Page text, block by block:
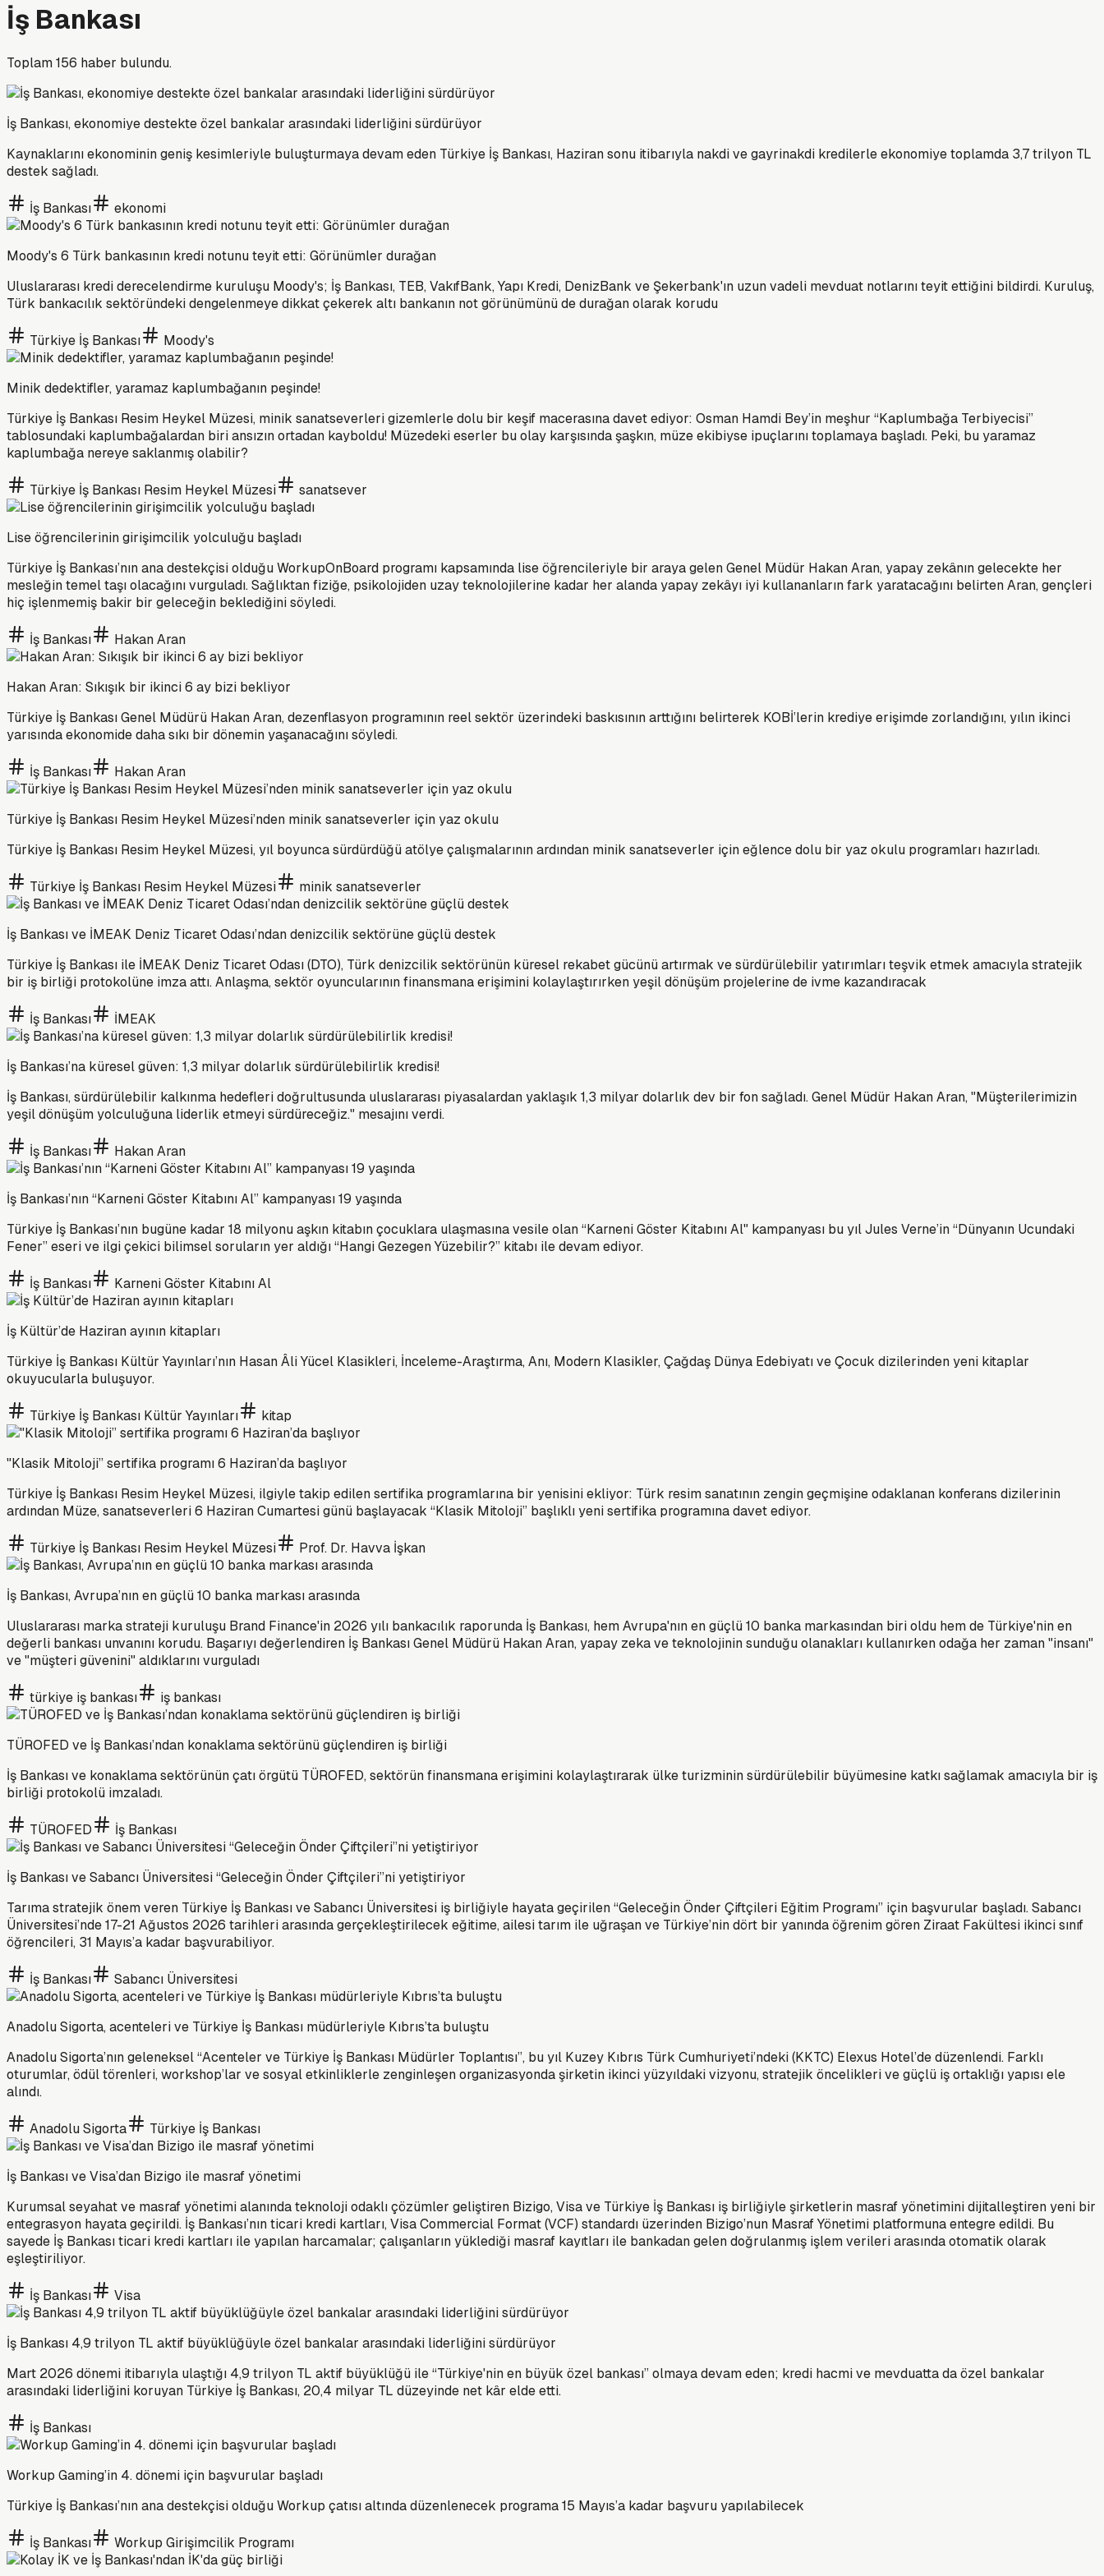
İş Bankası
Toplam156 haber bulundu.
İş Bankası, ekonomiye destekte özel bankalar arasındaki liderliğini sürdürüyor
Kaynaklarını ekonominin geniş kesimleriyle buluşturmaya devam eden Türkiye İş Bankası, Haziran sonu itibarıyla nakdi ve gayrinakdi kredilerle ekonomiye toplamda 3,7 trilyon TL
destek sağladı.
İş Bankası ekonomi
Moody's 6 Türk bankasının kredi notunu teyit etti: Görünümler durağan
Uluslararası kredi derecelendirme kuruluşu Moody's; İş Bankası, TEB, VakıfBank, Yapı Kredi, DenizBank ve Şekerbank'ın uzun vadeli mevduat notlarını teyit ettiğini bildirdi. Kuruluş,
Türk bankacılık sektöründeki dengelenmeye dikkat çekerek altı bankanın not görünümünü de durağan olarak korudu
Türkiye İş Bankası Moody's
Minik dedektifler, yaramaz kaplumbağanın peşinde!
Türkiye İş Bankası Resim Heykel Müzesi, minik sanatseverleri gizemlerle dolu bir keşif macerasına davet ediyor: Osman Hamdi Bey’in meşhur “Kaplumbağa Terbiyecisi”
tablosundaki kaplumbağalardan biri ansızın ortadan kayboldu! Müzedeki eserler bu olay karşısında şaşkın, müze ekibiyse ipuçlarını toplamaya başladı. Peki, bu yaramaz
kaplumbağa nereye saklanmış olabilir?
Türkiye İş Bankası Resim Heykel Müzesi sanatsever
Lise öğrencilerinin girişimcilik yolculuğu başladı
Türkiye İş Bankası’nın ana destekçisi olduğu WorkupOnBoard programı kapsamında lise öğrencileriyle bir araya gelen Genel Müdür Hakan Aran, yapay zekânın gelecekte her
mesleğin temel taşı olacağını vurguladı. Sağlıktan fiziğe, psikolojiden uzay teknolojilerine kadar her alanda yapay zekâyı iyi kullananların fark yaratacağını belirten Aran, gençleri
hiç işlenmemiş bakir bir geleceğin beklediğini söyledi.
İş Bankası Hakan Aran
Hakan Aran: Sıkışık bir ikinci 6 ay bizi bekliyor
Türkiye İş Bankası Genel Müdürü Hakan Aran, dezenflasyon programının reel sektör üzerindeki baskısının arttığını belirterek KOBİ’lerin krediye erişimde zorlandığını, yılın ikinci
yarısında ekonomide daha sıkı bir dönemin yaşanacağını söyledi.
İş Bankası Hakan Aran
Türkiye İş Bankası Resim Heykel Müzesi’nden minik sanatseverler için yaz okulu
Türkiye İş Bankası Resim Heykel Müzesi, yıl boyunca sürdürdüğü atölye çalışmalarının ardından minik sanatseverler için eğlence dolu bir yaz okulu programları hazırladı.
Türkiye İş Bankası Resim Heykel Müzesi minik sanatseverler
İş Bankası ve İMEAK Deniz Ticaret Odası’ndan denizcilik sektörüne güçlü destek
Türkiye İş Bankası ile İMEAK Deniz Ticaret Odası (DTO), Türk denizcilik sektörünün küresel rekabet gücünü artırmak ve sürdürülebilir yatırımları teşvik etmek amacıyla stratejik
bir iş birliği protokolüne imza attı. Anlaşma, sektör oyuncularının finansmana erişimini kolaylaştırırken yeşil dönüşüm projelerine de ivme kazandıracak
İş Bankası İMEAK
İş Bankası’na küresel güven: 1,3 milyar dolarlık sürdürülebilirlik kredisi!
İş Bankası, sürdürülebilir kalkınma hedefleri doğrultusunda uluslararası piyasalardan yaklaşık 1,3 milyar dolarlık dev bir fon sağladı. Genel Müdür Hakan Aran, "Müşterilerimizin
yeşil dönüşüm yolculuğuna liderlik etmeyi sürdüreceğiz." mesajını verdi.
İş Bankası Hakan Aran
İş Bankası’nın “Karneni Göster Kitabını Al” kampanyası 19 yaşında
Türkiye İş Bankası’nın bugüne kadar 18 milyonu aşkın kitabın çocuklara ulaşmasına vesile olan “Karneni Göster Kitabını Al" kampanyası bu yıl Jules Verne’in “Dünyanın Ucundaki
Fener” eseri ve ilgi çekici bilimsel soruların yer aldığı “Hangi Gezegen Yüzebilir?” kitabı ile devam ediyor.
İş Bankası Karneni Göster Kitabını Al
İş Kültür’de Haziran ayının kitapları
Türkiye İş Bankası Kültür Yayınları’nın Hasan Âli Yücel Klasikleri, İnceleme-Araştırma, Anı, Modern Klasikler, Çağdaş Dünya Edebiyatı ve Çocuk dizilerinden yeni kitaplar
okuyucularla buluşuyor.
Türkiye İş Bankası Kültür Yayınları kitap
"Klasik Mitoloji” sertifika programı 6 Haziran’da başlıyor
Türkiye İş Bankası Resim Heykel Müzesi, ilgiyle takip edilen sertifika programlarına bir yenisini ekliyor: Türk resim sanatının zengin geçmişine odaklanan konferans dizilerinin
ardından Müze, sanatseverleri 6 Haziran Cumartesi günü başlayacak “Klasik Mitoloji” başlıklı yeni sertifika programına davet ediyor.
Türkiye İş Bankası Resim Heykel Müzesi Prof. Dr. Havva İşkan
İş Bankası, Avrupa’nın en güçlü 10 banka markası arasında
Uluslararası marka strateji kuruluşu Brand Finance'in 2026 yılı bankacılık raporunda İş Bankası, hem Avrupa'nın en güçlü 10 banka markasından biri oldu hem de Türkiye'nin en
değerli bankası unvanını korudu. Başarıyı değerlendiren İş Bankası Genel Müdürü Hakan Aran, yapay zeka ve teknolojinin sunduğu olanakları kullanırken odağa her zaman "insanı"
ve "müşteri güvenini" aldıklarını vurguladı
türkiye iş bankası iş bankası
TÜROFED ve İş Bankası’ndan konaklama sektörünü güçlendiren iş birliği
İş Bankası ve konaklama sektörünün çatı örgütü TÜROFED, sektörün finansmana erişimini kolaylaştırarak ülke turizminin sürdürülebilir büyümesine katkı sağlamak amacıyla bir iş
birliği protokolü imzaladı.
TÜROFED İş Bankası
İş Bankası ve Sabancı Üniversitesi “Geleceğin Önder Çiftçileri”ni yetiştiriyor
Tarıma stratejik önem veren Türkiye İş Bankası ve Sabancı Üniversitesi iş birliğiyle hayata geçirilen “Geleceğin Önder Çiftçileri Eğitim Programı” için başvurular başladı. Sabancı
Üniversitesi’nde 17-21 Ağustos 2026 tarihleri arasında gerçekleştirilecek eğitime, ailesi tarım ile uğraşan ve Türkiye’nin dört bir yanında öğrenim gören Ziraat Fakültesi ikinci sınıf
öğrencileri, 31 Mayıs’a kadar başvurabiliyor.
İş Bankası Sabancı Üniversitesi
Anadolu Sigorta, acenteleri ve Türkiye İş Bankası müdürleriyle Kıbrıs’ta buluştu
Anadolu Sigorta’nın geleneksel “Acenteler ve Türkiye İş Bankası Müdürler Toplantısı”, bu yıl Kuzey Kıbrıs Türk Cumhuriyeti’ndeki (KKTC) Elexus Hotel’de düzenlendi. Farklı
oturumlar, ödül törenleri, workshop’lar ve sosyal etkinliklerle zenginleşen organizasyonda şirketin ikinci yüzyıldaki vizyonu, stratejik öncelikleri ve güçlü iş ortaklığı yapısı ele
alındı.
Anadolu Sigorta Türkiye İş Bankası
İş Bankası ve Visa’dan Bizigo ile masraf yönetimi
Kurumsal seyahat ve masraf yönetimi alanında teknoloji odaklı çözümler geliştiren Bizigo, Visa ve Türkiye İş Bankası iş birliğiyle şirketlerin masraf yönetimini dijitalleştiren yeni bir
entegrasyon hayata geçirildi. İş Bankası’nın ticari kredi kartları, Visa Commercial Format (VCF) standardı üzerinden Bizigo’nun Masraf Yönetimi platformuna entegre edildi. Bu
sayede İş Bankası ticari kredi kartları ile yapılan harcamalar; çalışanların yüklediği masraf kayıtları ile bankadan gelen doğrulanmış işlem verileri arasında otomatik olarak
eşleştiriliyor.
İş Bankası Visa
İş Bankası 4,9 trilyon TL aktif büyüklüğüyle özel bankalar arasındaki liderliğini sürdürüyor
Mart 2026 dönemi itibarıyla ulaştığı 4,9 trilyon TL aktif büyüklüğü ile “Türkiye'nin en büyük özel bankası” olmaya devam eden; kredi hacmi ve mevduatta da özel bankalar
arasındaki liderliğini koruyan Türkiye İş Bankası, 20,4 milyar TL düzeyinde net kâr elde etti.
İş Bankası
Workup Gaming’in 4. dönemi için başvurular başladı
Türkiye İş Bankası’nın ana destekçisi olduğu Workup çatısı altında düzenlenecek programa 15 Mayıs’a kadar başvuru yapılabilecek
İş Bankası Workup Girişimcilik Programı